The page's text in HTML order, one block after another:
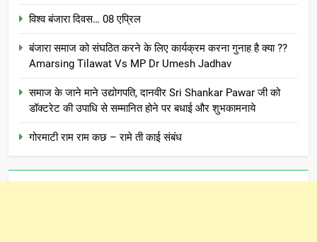
विश्व बंजारा दिवस… 08 एप्रिल
बंजारा समाज को संघठित करने के लिए कार्यक्रम करना गुनाह है क्या ??
Amarsing Tilawat Vs MP Dr Umesh Jadhav
समाज के जाने माने उद्योगपति, दानवीर Sri Shankar Pawar जी को
डॉक्टरेट की उपाधि से सम्मानित होने पर बधाई और शुभकामनाये
गोरमाटी राम राम कछ – रामे ती काई संबंध